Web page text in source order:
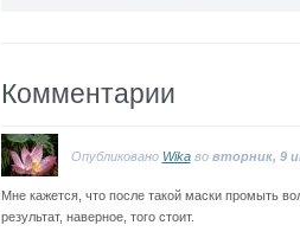
Комментарии
Опубликовано Wikaво вторник, 9
Мне кажется, что после такой маски промыть
результат, наверное, того стоит.